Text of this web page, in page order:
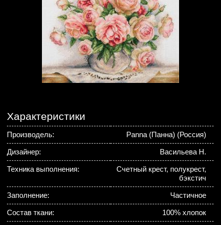
Характеристики
Производель: Panna (Панна) (Россия)
Дизайнер: Васильева Н.
Техника выполнения:
Счетный крест, полукрест,
бэкстич
Заполнение: Частичное
Состав ткани: 100% хлопок